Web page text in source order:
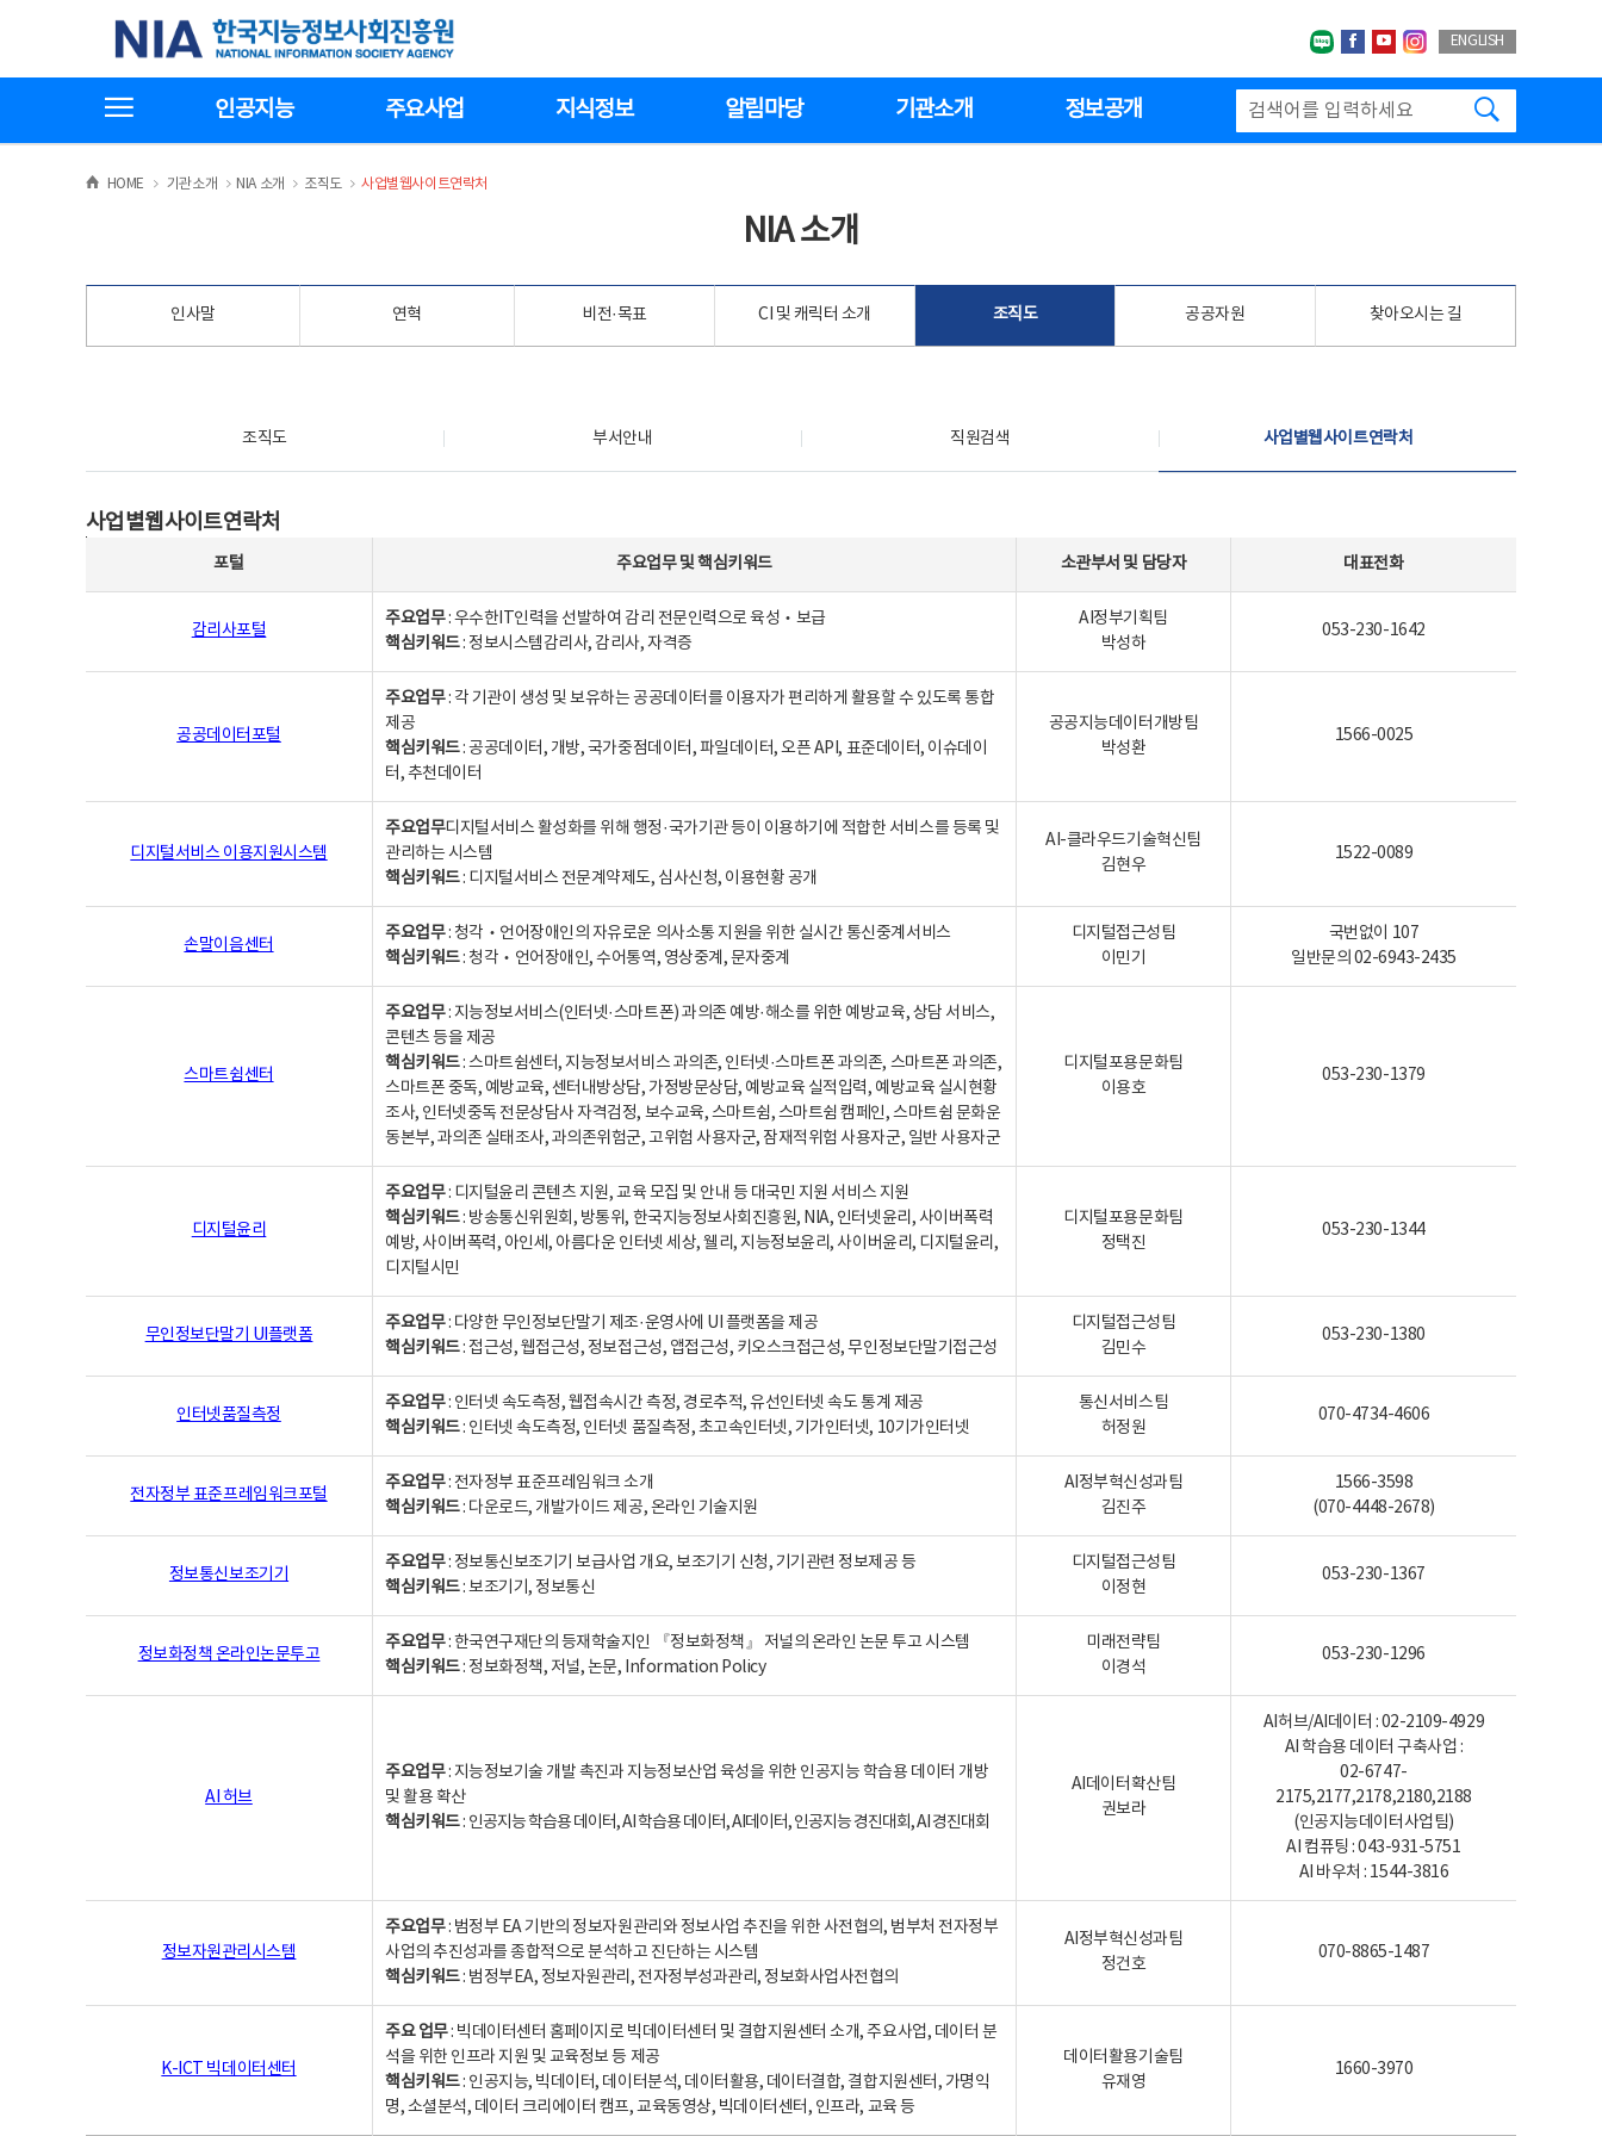
기
한국지능정보사회진흥원
네이버블로그
페이스북
유투브인스타그랩
ENGLISH
인공지능 주요사업 지식정보 알림마당 기관소개 정보공개
HOME >
기관소개 >NIA 소개 >
조직도 >
사업별웹사이트연락처
NIA 소개
인사말 연혁 비전·목표 CI 및 캐릭터 소개 조직도 공공자원 찾아오시는 길
조직도 부서안내 직원검색 사업별웹사이트연락처
사업별웹사이트연락처
포털 주요업무및핵심키워드 소관부서 및 담당자 대표전화
감리사포털
주요업무: 우수한IT인력을 선발하여 감리 전문인력으로 육성‧보급
핵심키워드: 정보시스템감리사, 감리사, 자격증
AI정부기획팀
박성하
053-230-1642
공공데이터포털
주요업무: 각 기관이 생성 및 보유하는 공공데이터를 이용자가 편리하게 활용할 수 있도록 통합
제공
핵심키워드: 공공데이터, 개방, 국가중점데이터, 파일데이터, 오픈 API, 표준데이터, 이슈데이
터, 추천데이터
공공지능데이터개방팀
박성환
1566-0025
디지털서비스 이용지원시스템
주요업무디지털서비스 활성화를 위해 행정·국가기관 등이 이용하기에 적합한 서비스를 등록 및
관리하는 시스템
핵심키워드: 디지털서비스 전문계약제도, 심사신청, 이용현황 공개
AI-클라우드기술혁신팀
김현우
1522-0089
손말이음센터
주요업무: 청각‧언어장애인의 자유로운 의사소통 지원을 위한 실시간 통신중계서비스
핵심키워드: 청각‧언어장애인, 수어통역, 영상중계, 문자중계
디지털접근성팀
이민기
국번없이 107
일반문의 02-6943-2435
스마트쉼센터
주요업무: 지능정보서비스(인터넷·스마트폰) 과의존 예방·해소를 위한 예방교육, 상담 서비스,
콘텐츠 등을 제공
핵심키워드: 스마트쉼센터, 지능정보서비스 과의존, 인터넷·스마트폰 과의존, 스마트폰 과의존,
스마트폰 중독, 예방교육, 센터내방상담, 가정방문상담, 예방교육 실적입력, 예방교육 실시현황
조사, 인터넷중독 전문상담사 자격검정, 보수교육, 스마트쉼, 스마트쉼 캠페인, 스마트쉼 문화운
동본부, 과의존 실태조사, 과의존위험군, 고위험 사용자군, 잠재적위험 사용자군, 일반 사용자군
디지털포용문화팀
이용호
053-230-1379
디지털윤리
주요업무: 디지털윤리 콘텐츠 지원, 교육 모집 및 안내 등 대국민 지원 서비스 지원
핵심키워드: 방송통신위원회, 방통위, 한국지능정보사회진흥원, NIA, 인터넷윤리, 사이버폭력
예방, 사이버폭력, 아인세, 아름다운 인터넷 세상, 웰리, 지능정보윤리, 사이버윤리, 디지털윤리,
디지털시민
디지털포용문화팀
정택진
053-230-1344
무인정보단말기 UI플랫폼
주요업무: 다양한 무인정보단말기 제조·운영사에 UI 플랫폼을 제공
핵심키워드: 접근성, 웹접근성, 정보접근성, 앱접근성, 키오스크접근성, 무인정보단말기접근성
디지털접근성팀
김민수
053-230-1380
인터넷품질측정
주요업무: 인터넷 속도측정, 웹접속시간 측정, 경로추적, 유선인터넷 속도 통계 제공
핵심키워드: 인터넷 속도측정, 인터넷 품질측정, 초고속인터넷, 기가인터넷, 10기가인터넷
통신서비스팀
허정원
070-4734-4606
전자정부 표준프레임워크포털
주요업무: 전자정부 표준프레임워크 소개
핵심키워드: 다운로드, 개발가이드 제공, 온라인 기술지원
AI정부혁신성과팀
김진주
1566-3598
(070-4448-2678)
정보통신보조기기
주요업무: 정보통신보조기기 보급사업 개요, 보조기기 신청, 기기관련 정보제공 등
핵심키워드: 보조기기, 정보통신
디지털접근성팀
이정현
053-230-1367
정보화정책 온라인논문투고
주요업무: 한국연구재단의 등재학술지인 『정보화정책』 저널의 온라인 논문 투고 시스템
핵심키워드: 정보화정책, 저널, 논문, Information Policy
미래전략팀
이경석
053-230-1296
AI 허브
주요업무: 지능정보기술 개발 촉진과 지능정보산업 육성을 위한 인공지능 학습용 데이터 개방
및 활용 확산
핵심키워드: 인공지능 학습용 데이터, AI 학습용 데이터, AI데이터, 인공지능 경진대회, AI 경진대회
AI데이터확산팀
권보라
AI허브/AI데이터 : 02-2109-4929
AI 학습용 데이터 구축사업 :
02-6747-
2175,2177,2178,2180,2188
(인공지능데이터사업팀)
AI 컴퓨팅 : 043-931-5751
AI 바우처 : 1544-3816
정보자원관리시스템
주요업무: 범정부 EA 기반의 정보자원관리와 정보사업 추진을 위한 사전협의, 범부처 전자정부
사업의 추진성과를 종합적으로 분석하고 진단하는 시스템
핵심키워드: 범정부EA, 정보자원관리, 전자정부성과관리, 정보화사업사전협의
AI정부혁신성과팀
정건호
070-8865-1487
K-ICT 빅데이터센터
주요 업무: 빅데이터센터 홈페이지로 빅데이터센터 및 결합지원센터 소개, 주요사업, 데이터 분
석을 위한 인프라 지원 및 교육정보 등 제공
핵심키워드: 인공지능, 빅데이터, 데이터분석, 데이터활용, 데이터결합, 결합지원센터, 가명익
명, 소셜분석, 데이터 크리에이터 캠프, 교육동영상, 빅데이터센터, 인프라, 교육 등
데이터활용기술팀
유재영
1660-3970